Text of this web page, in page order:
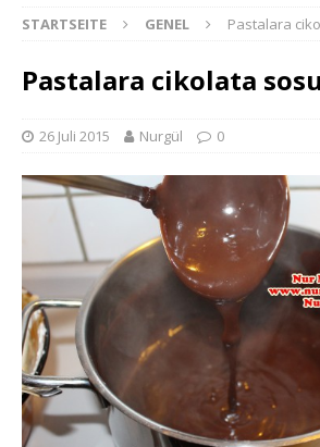
STARTSEITE GENEL Pastalara
Pastalara cikolata
26 Juli 2015 Nurgül 0